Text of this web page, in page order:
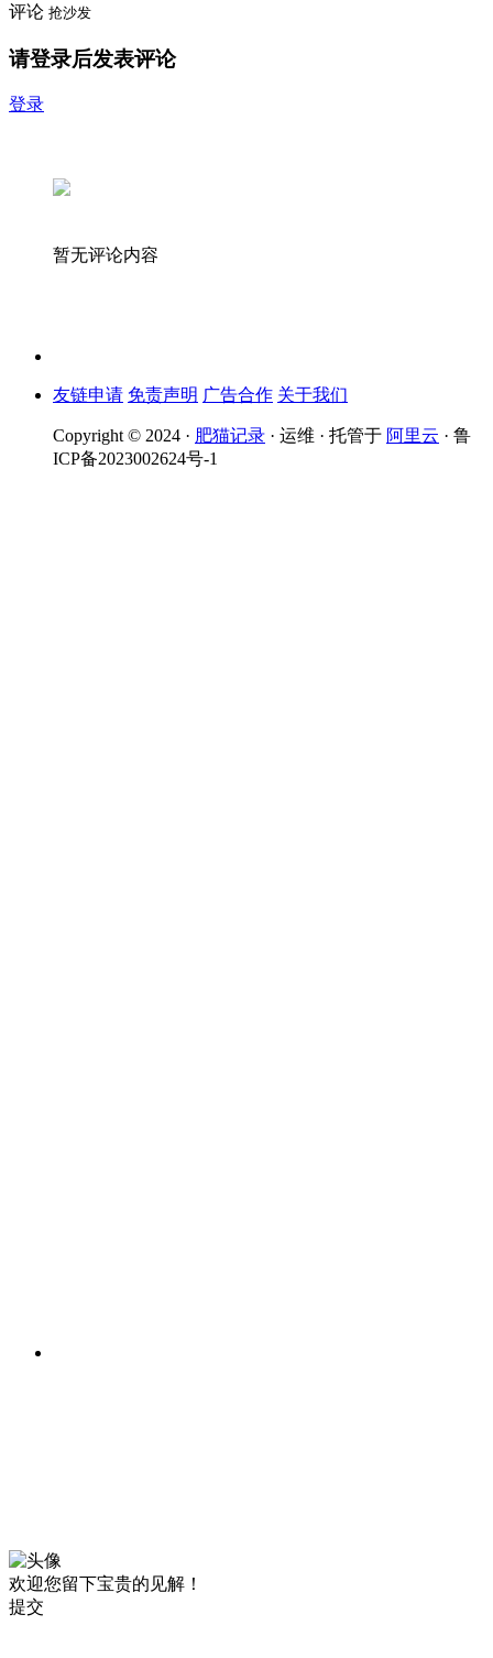
评论 抢沙发
请登录后发表评论
登录
暂无评论内容
友链申请 免责声明 广告合作 关于我们
Copyright © 2024 · 肥猫记录 · 运维 · 托管于 阿里云 · 鲁
ICP备2023002624号-1
欢迎您留下宝贵的见解！
提交